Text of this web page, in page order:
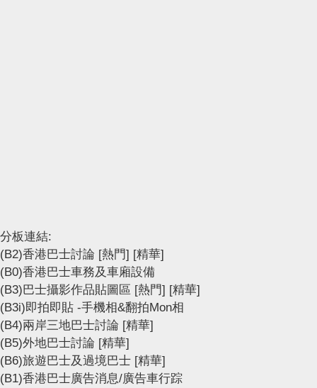
分板連結:
(B2)香港巴士討論 [熱門] [精華]
(B0)香港巴士車務及車廂設備
(B3)巴士攝影作品貼圖區 [熱門] [精華]
(B3i)即拍即貼 -手機相&翻拍Mon相
(B4)兩岸三地巴士討論 [精華]
(B5)外地巴士討論 [精華]
(B6)旅遊巴士及過境巴士 [精華]
(B1)香港巴士廣告消息/廣告車行踪